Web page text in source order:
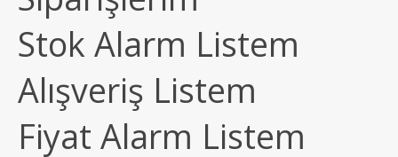
Stok Alarm Listem
Alışveriş Listem
Fiyat Alarm Listem